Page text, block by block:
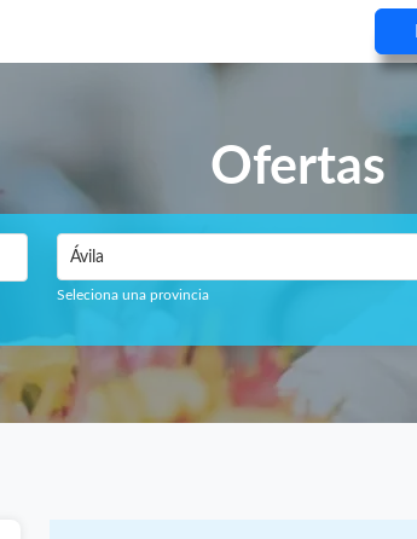
Ofertas
Ávila
Seleciona una provincia